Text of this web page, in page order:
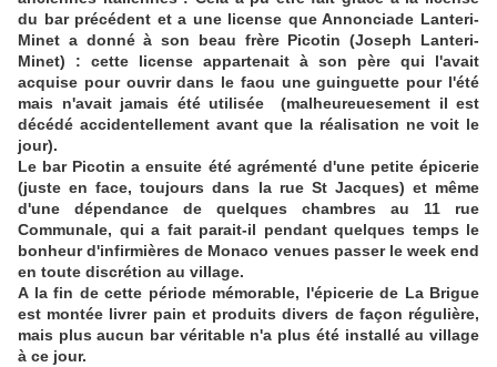
du bar précédent et a une license que Annonciade Lanteri-
Minet a donné à son beau frère Picotin (Joseph Lanteri-
Minet) : cette license appartenait à son père qui l'avait
acquise pour ouvrir dans le faou une guinguette pour l'été
mais n'avait jamais été utilisée (malheureuesement il est
décédé accidentellement avant que la réalisation ne voit le
jour).
Le bar Picotin a ensuite été agrémenté d'une petite épicerie
(juste en face, toujours dans la rue St Jacques) et même
d'une dépendance de quelques chambres au 11 rue
Communale, qui a fait parait-il pendant quelques temps le
bonheur d'infirmières de Monaco venues passer le week end
en toute discrétion au village.
A la fin de cette période mémorable, l'épicerie de La Brigue
est montée livrer pain et produits divers de façon régulière,
mais plus aucun bar véritable n'a plus été installé au village
à ce jour.